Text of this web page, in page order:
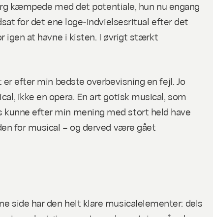
kæmpede med det potentiale, hun nu engang
for det ene loge-indvielsesritual efter det
igen at havne i kisten. I øvrigt stærkt
efter min bedste overbevisning en fejl. Jo
ikke en opera. En art gotisk musical, som
kunne efter min mening med stort held have
for musical – og derved være gået
side har den helt klare musicalelementer: dels